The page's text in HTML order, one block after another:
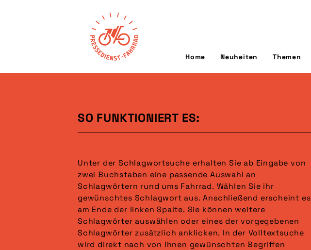
Home Neuheiten Themen
SO FUNKTIONIERT ES:
Unter der Schlagwortsuche erhalten Sie ab Eingabe von
zwei Buchstaben eine passende Auswahl an
Schlagwörtern rund ums Fahrrad. Wählen Sie ihr
gewünschtes Schlagwort aus. Anschließend erscheint es
am Ende der linken Spalte. Sie können weitere
Schlagwörter auswählen oder eines der vorgegebenen
Schlagwörter zusätzlich anklicken. In der Volltextsuche
wird direkt nach von Ihnen gewünschten Begriffen
gesucht. Wählen Sie anschließend in der dritten Spalte
das gewünschte Format (Mehrfach-Nennungen
möglich). Es sind bereits in der Vorauswahl alle Formate
ausgewählt. Im letzten Schritt steht die Auswahl der
gewünschten Sortierung an. Ihre Auswahl wird gefettet
angezeigt. Klicken Sie auf „Filter anwenden“ und